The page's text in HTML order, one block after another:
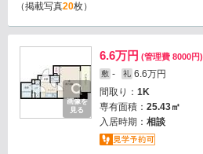
（掲載写真20枚）
画像を
見る
6.6万円 (管理費 8000円)
敷 - 礼 6.6万円
間取り： 1K
専有面積： 25.43㎡
入居時期： 相談